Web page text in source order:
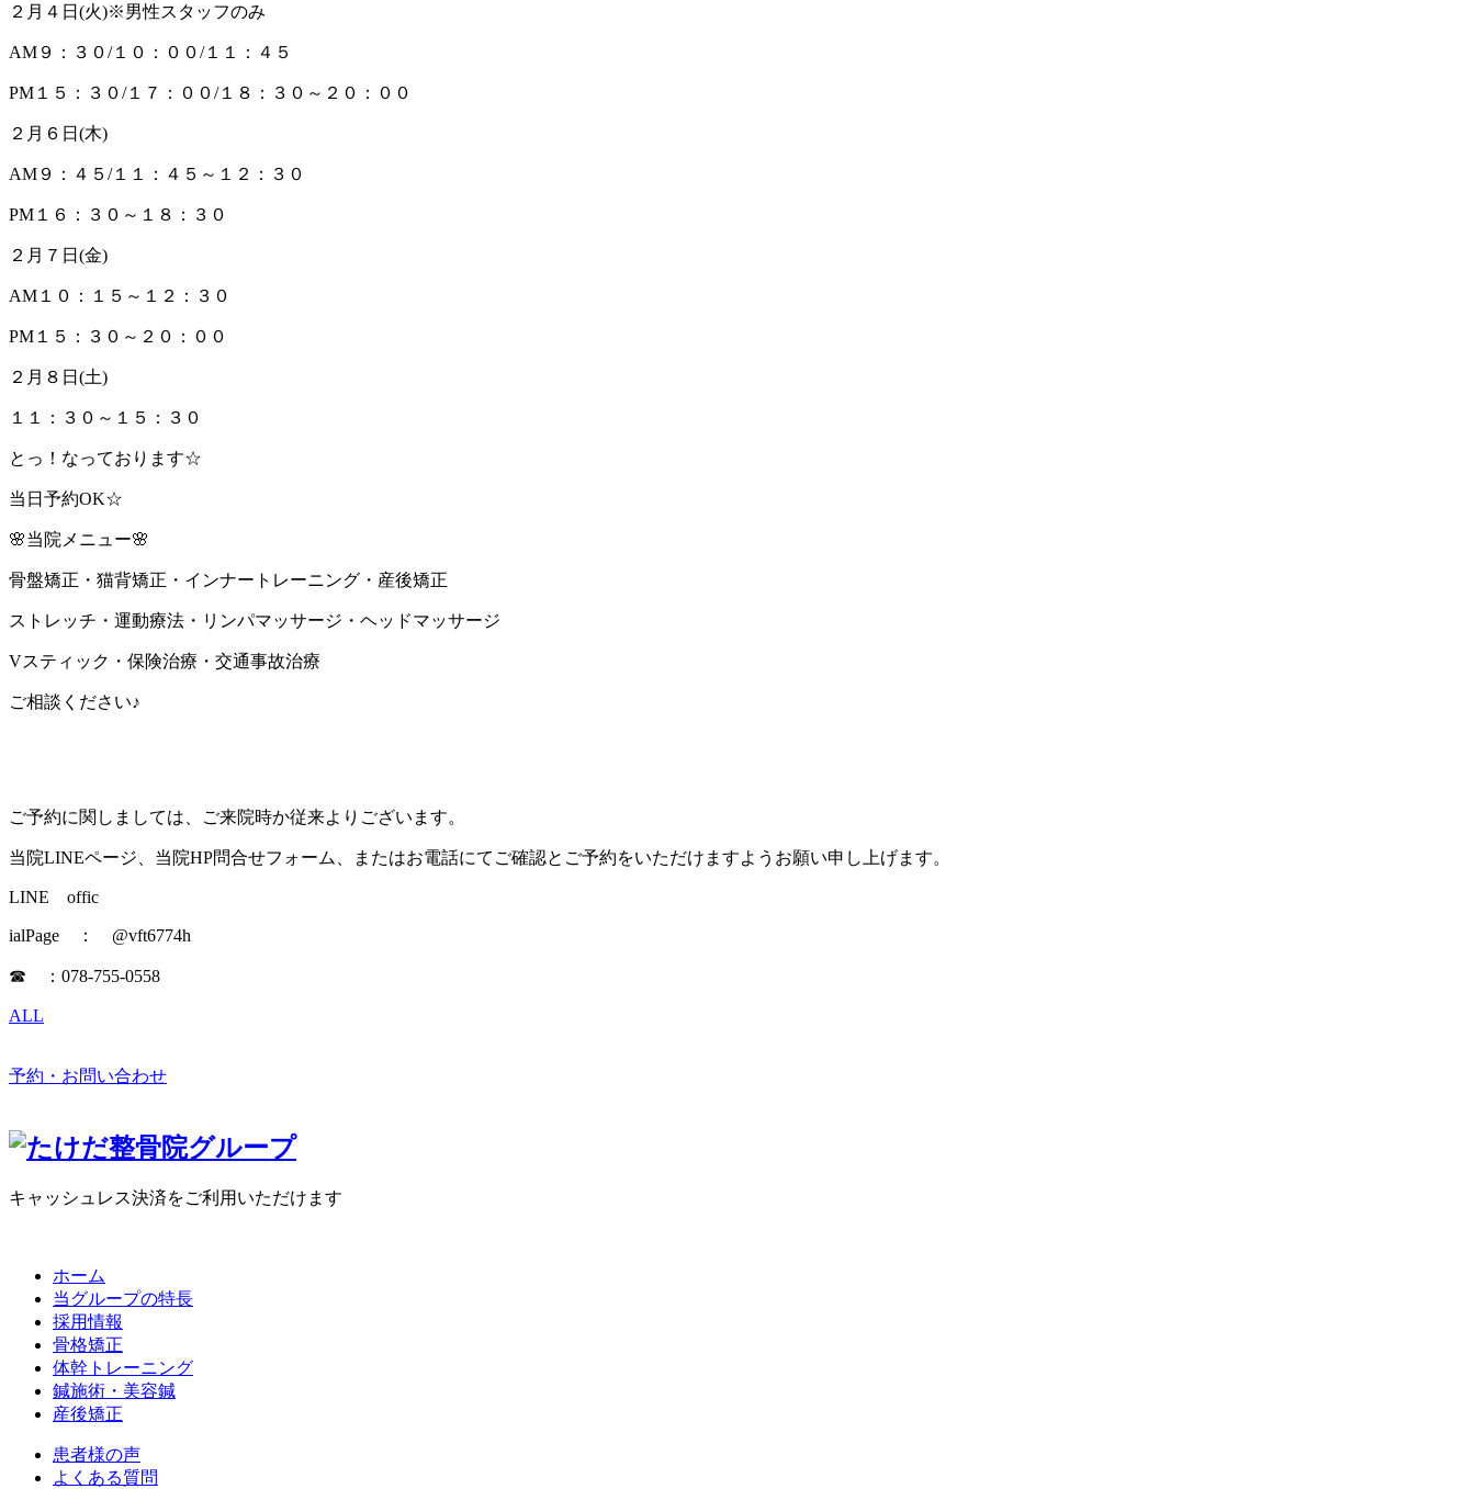
２月４日(火)※男性スタッフのみ
AM９：３０/１０：００/１１：４５
PM１５：３０/１７：００/１８：３０～２０：００
２月６日(木)
AM９：４５/１１：４５～１２：３０
PM１６：３０～１８：３０
２月７日(金)
AM１０：１５～１２：３０
PM１５：３０～２０：００
２月８日(土)
１１：３０～１５：３０
とっ！なっております☆
当日予約OK☆
🌸当院メニュー🌸
骨盤矯正・猫背矯正・インナートレーニング・産後矯正
ストレッチ・運動療法・リンパマッサージ・ヘッドマッサージ
Vスティック・保険治療・交通事故治療
ご相談ください♪
ご予約に関しましては、ご来院時か従来よりございます。
当院LINEページ、当院HP問合せフォーム、またはお電話にてご確認とご予約をいただけますようお願い申し上げます。
LINE offic
ialPage ： @vft6774h
☎ ：078-755-0558
ALL
予約・お問い合わせ
キャッシュレス決済をご利用いただけます
ホーム
当グループの特長
採用情報
骨格矯正
体幹トレーニング
鍼施術・美容鍼
産後矯正
患者様の声
よくある質問